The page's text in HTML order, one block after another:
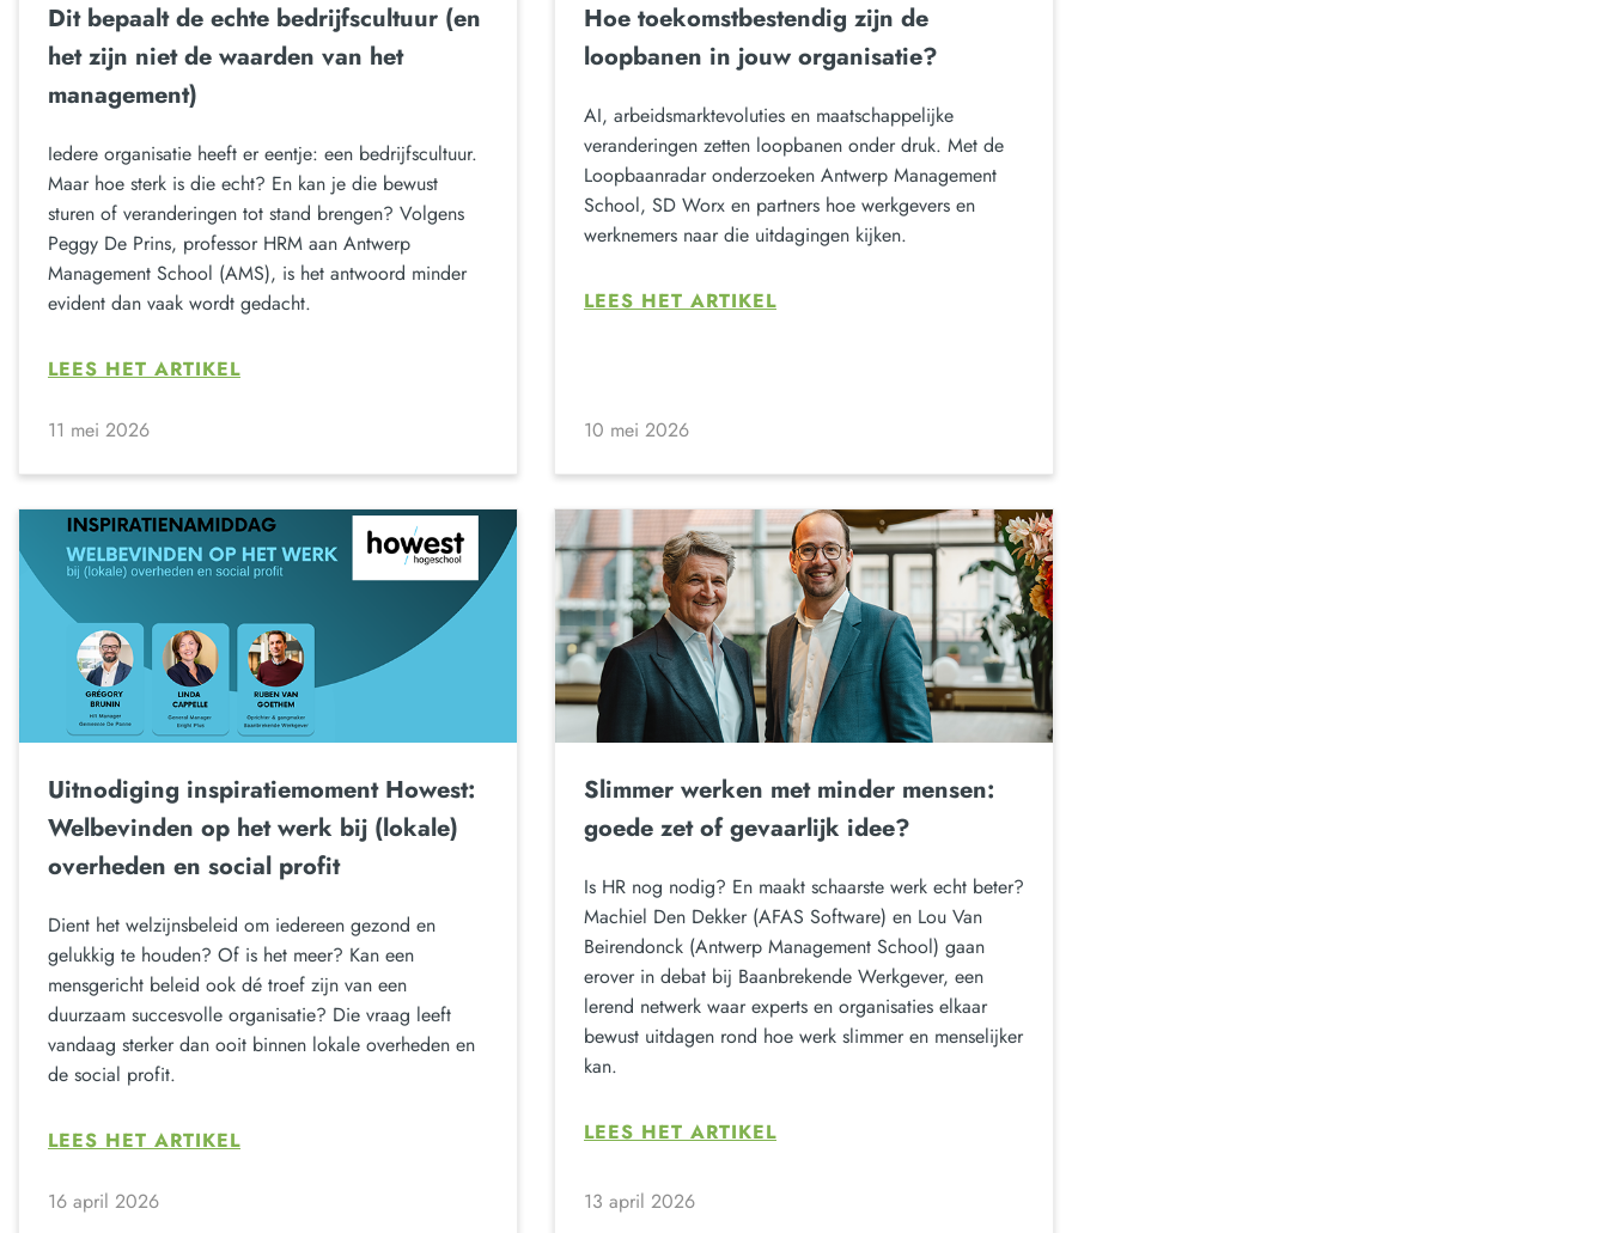
Dit bepaalt de echte bedrijfscultuur (en
het zijn niet de waarden van het
management)
Iedere organisatie heeft er eentje: een bedrijfscultuur.
Maar hoe sterk is die echt? En kan je die bewust
sturen of veranderingen tot stand brengen? Volgens
Peggy De Prins, professor HRM aan Antwerp
Management School (AMS), is het antwoord minder
evident dan vaak wordt gedacht.
LEES HET ARTIKEL
11 mei 2026
Hoe toekomstbestendig zijn de
loopbanen in jouw organisatie?
AI, arbeidsmarktevoluties en maatschappelijke
veranderingen zetten loopbanen onder druk. Met de
Loopbaanradar onderzoeken Antwerp Management
School, SD Worx en partners hoe werkgevers en
werknemers naar die uitdagingen kijken.
LEES HET ARTIKEL
10 mei 2026
Uitnodiging inspiratiemoment Howest:
Welbevinden op het werk bij (lokale)
overheden en social profit
Dient het welzijnsbeleid om iedereen gezond en
gelukkig te houden? Of is het meer? Kan een
mensgericht beleid ook dé troef zijn van een
duurzaam succesvolle organisatie? Die vraag leeft
vandaag sterker dan ooit binnen lokale overheden en
de social profit.
LEES HET ARTIKEL
16 april 2026
Slimmer werken met minder mensen:
goede zet of gevaarlijk idee?
Is HR nog nodig? En maakt schaarste werk echt beter?
Machiel Den Dekker (AFAS Software) en Lou Van
Beirendonck (Antwerp Management School) gaan
erover in debat bij Baanbrekende Werkgever, een
lerend netwerk waar experts en organisaties elkaar
bewust uitdagen rond hoe werk slimmer en menselijker
kan.
LEES HET ARTIKEL
13 april 2026